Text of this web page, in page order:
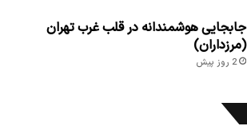
جابجایی هوشمندانه در قلب غرب تهران
(مرزداران)
2 روز پیش